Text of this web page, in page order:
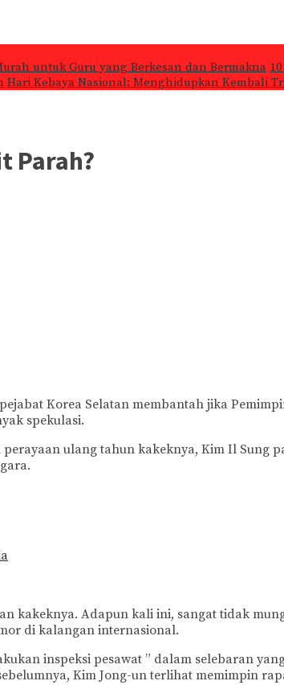
untuk Guru yang Berkesan dan Bermakna
Hari Kebaya Nasional: Menghidupkan Kembali
Parah?
Korea Selatan membantah jika
spekulasi.
ulang tahun kakeknya, Kim Il Sung
kakeknya. Adapun kali ini, sangat tidak
di kalangan internasional.
inspeksi pesawat ” dalam selebaran
Kim Jong-un terlihat memimpin